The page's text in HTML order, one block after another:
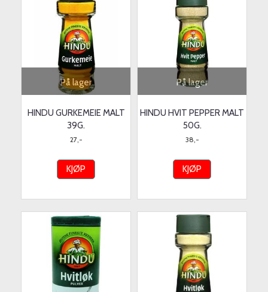
På lager
HINDU GURKEMEIE MALT
39G.
27,-
KJØP
På lager
HINDU HVIT PEPPER MALT
50G.
38,-
KJØP